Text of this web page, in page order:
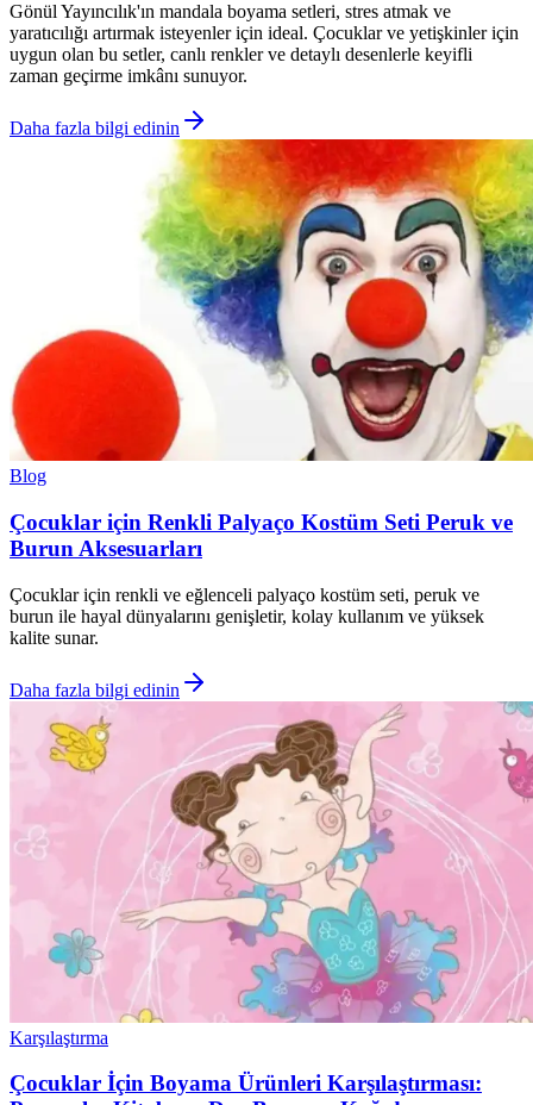
Gönül Yayıncılık'ın mandala boyama setleri, stres atmak ve
yaratıcılığı artırmak isteyenler için ideal. Çocuklar ve yetişkinler için
uygun olan bu setler, canlı renkler ve detaylı desenlerle keyifli
zaman geçirme imkânı sunuyor.
Daha fazla bilgi edinin
Blog
Çocuklar için Renkli Palyaço Kostüm Seti Peruk ve
Burun Aksesuarları
Çocuklar için renkli ve eğlenceli palyaço kostüm seti, peruk ve
burun ile hayal dünyalarını genişletir, kolay kullanım ve yüksek
kalite sunar.
Daha fazla bilgi edinin
Karşılaştırma
Çocuklar İçin Boyama Ürünleri Karşılaştırması: